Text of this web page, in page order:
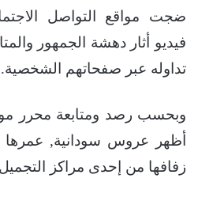
ضجت مواقع التواصل
فيديو أثار دهشة الجمهور
تداوله عبر صفحاتهم الشخصية.
وبحسب رصد ومتابعة محرر
زفافها من إحدى مراكز